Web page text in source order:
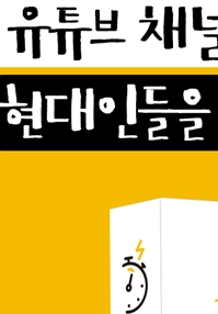
?
을 사지 못하는 이유
거라고 우길까?
있는 이유
는 왜 101동일까?
려주면 안 되는 이유